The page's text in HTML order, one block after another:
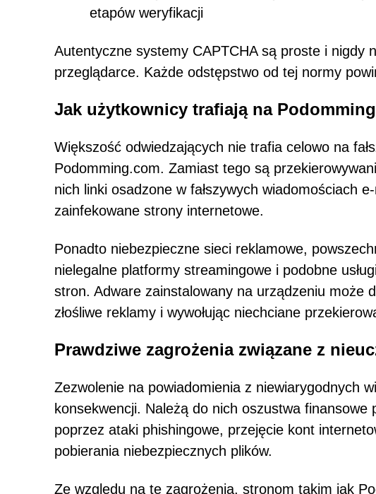
etapów weryfikacji
Autentyczne systemy CAPTCHA są proste i nigdy
przeglądarce. Każde odstępstwo od tej normy
Jak użytkownicy trafiają na
Większość odwiedzających nie trafia celowo na
Podomming.com. Zamiast tego są
nich linki osadzone w fałszywych wiadomościach
zainfekowane strony internetowe.
Ponadto niebezpieczne sieci reklamowe,
nielegalne platformy streamingowe i podobne
stron. Adware zainstalowany na urządzeniu może
złośliwe reklamy i wywołując niechciane
Prawdziwe zagrożenia związane z
Zezwolenie na powiadomienia z niewiarygodnych
konsekwencji. Należą do nich oszustwa
poprzez ataki phishingowe, przejęcie kont
pobierania niebezpiecznych plików.
Ze względu na te zagrożenia, stronom takim jak